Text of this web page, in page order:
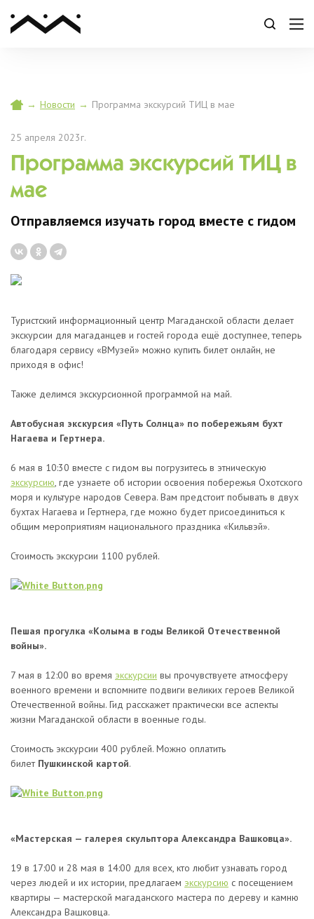
→ Новости → Программа экскурсий ТИЦ в мае
25 апреля 2023г.
Программа экскурсий ТИЦ в
мае
Отправляемся изучать город вместе с гидом
Туристский информационный центр Магаданской области делает
экскурсии для магаданцев и гостей города ещё доступнее, теперь
благодаря сервису «ВМузей» можно купить билет онлайн, не
приходя в офис!
Также делимся экскурсионной программой на май.
Автобусная экскурсия «Путь Солнца» по побережьям бухт
Нагаева и Гертнера.
6 мая в 10:30 вместе с гидом вы погрузитесь в этническую
экскурсию, где узнаете об истории освоения побережья Охотского
моря и культуре народов Севера. Вам предстоит побывать в двух
бухтах Нагаева и Гертнера, где можно будет присоединиться к
общим мероприятиям национального праздника «Кильвэй».
Стоимость экскурсии 1100 рублей.
Пешая прогулка «Колыма в годы Великой Отечественной
войны».
7 мая в 12:00 во время экскурсии вы прочувствуете атмосферу
военного времени и вспомните подвиги великих героев Великой
Отечественной войны. Гид расскажет практически все аспекты
жизни Магаданской области в военные годы.
Стоимость экскурсии 400 рублей. Можно оплатить
билет Пушкинской картой.
«Мастерская — галерея скульптора Александра Вашковца».
19 в 17:00 и 28 мая в 14:00 для всех, кто любит узнавать город
через людей и их истории, предлагаем экскурсию с посещением
квартиры — мастерской магаданского мастера по дереву и камню
Александра Вашковца.